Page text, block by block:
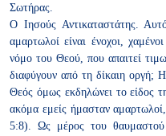
Σωτήρας.
Ο Ιησούς Αντικαταστάτης.
αμαρτωλοί είναι ένοχοι,
νόμο του Θεού, που απαιτεί
διαφύγουν από τη δίκαιη οργή;
Θεός όμως εκδηλώνει το είδος
ακόμα εμείς ήμασταν
5:8). Ως μέρος του